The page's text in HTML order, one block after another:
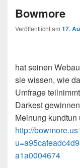
Bowmore
Veröffentlicht am 17.
hat seinen
sie wissen, wie
Umfrage
Darkest
Meinung
http://
a1a0004674